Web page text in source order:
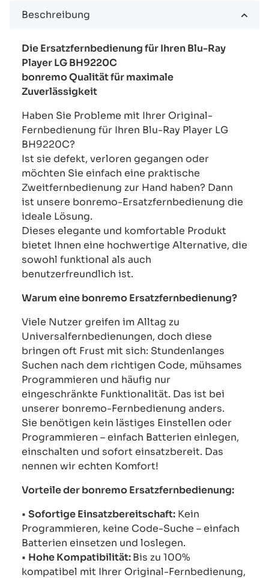
Beschreibung
Die Ersatzfernbedienung für Ihren Blu-Ray
Player LG BH9220C
bonremo Qualität für maximale
Zuverlässigkeit
Haben Sie Probleme mit Ihrer Original-
Fernbedienung für Ihren Blu-Ray Player LG
BH9220C?
Ist sie defekt, verloren gegangen oder
möchten Sie einfach eine praktische
Zweitfernbedienung zur Hand haben? Dann
ist unsere bonremo-Ersatzfernbedienung die
ideale Lösung.
Dieses elegante und komfortable Produkt
bietet Ihnen eine hochwertige Alternative, die
sowohl funktional als auch
benutzerfreundlich ist.
Warum eine bonremo Ersatzfernbedienung?
Viele Nutzer greifen im Alltag zu
Universalfernbedienungen, doch diese
bringen oft Frust mit sich: Stundenlanges
Suchen nach dem richtigen Code, mühsames
Programmieren und häufig nur
eingeschränkte Funktionalität. Das ist bei
unserer bonremo-Fernbedienung anders.
Sie benötigen kein lästiges Einstellen oder
Programmieren – einfach Batterien einlegen,
einschalten und sofort einsatzbereit. Das
nennen wir echten Komfort!
Vorteile der bonremo Ersatzfernbedienung:
• Sofortige Einsatzbereitschaft: Kein
Programmieren, keine Code-Suche – einfach
Batterien einsetzen und loslegen.
• Hohe Kompatibilität:Bis zu 100%
kompatibel mit Ihrer Original-Fernbedienung,